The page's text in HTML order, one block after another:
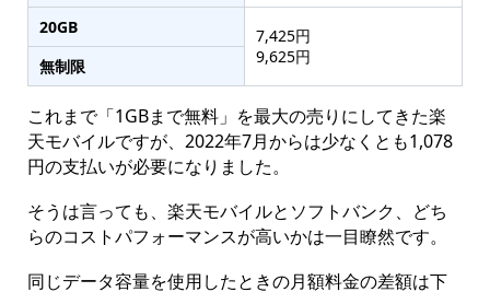
20GB
7,425円
9,625円
無制限
これまで「1GBまで無料」を最大の売りにしてきた楽
天モバイルですが、2022年7月からは少なくとも1,078
円の支払いが必要になりました。
そうは言っても、楽天モバイルとソフトバンク、どち
らのコストパフォーマンスが高いかは一目瞭然です。
同じデータ容量を使用したときの月額料金の差額は下